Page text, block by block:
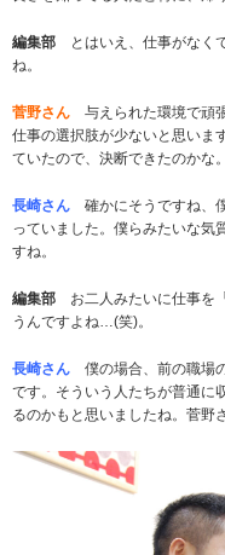
編集部
とはいえ、仕事がなく
ね。
菅野さん
与えられた環境で頑
仕事の選択肢が少ないと思いま
ていたので、決断できたのかな。
長崎さん
確かにそうですね、
っていました。僕らみたいな気
すね。
編集部 お二人みたいに仕事を
うんですよね…(笑)。
長崎さん
僕の場合、前の職場
です。そういう人たちが普通に
るのかもと思いましたね。菅野